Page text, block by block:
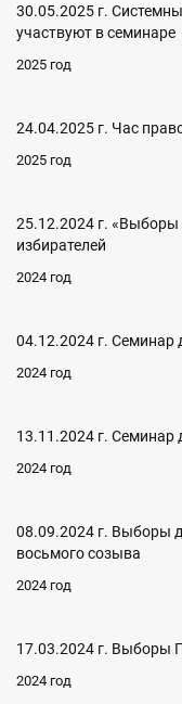
30.05.2025 г.
участвуют в семинаре
2025 год
24.04.2025 г. Час
2025 год
25.12.2024 г.
избирателей
2024 год
04.12.2024 г. Семинар
2024 год
13.11.2024 г. Семинар
2024 год
08.09.2024 г. Выборы
восьмого созыва
2024 год
17.03.2024 г. Выборы
2024 год